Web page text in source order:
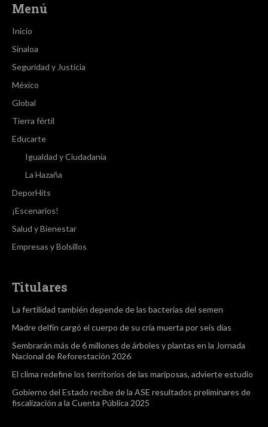
Menú
Inicio
Sinaloa
Seguridad y Justicia
México
Global
Tierra fértil
Educarte
Igualdad y Ciudadanía
La Hazaña
DeporHits
¡Escenarios!
Salud y Bienestar
Empresas y Bolsillos
Titulares
La fertilidad también depende de las bacterias del semen
Madre delfín cargó el cuerpo de su cría muerta por seis días
Sembrarán más de 6 millones de árboles y plantas en la Jornada
Nacional de Reforestación 2026
El clima redefine los territorios de las mariposas, advierte estudio
Gobierno del Estado recibe de la ASE resultados preliminares de
fiscalización a la Cuenta Pública 2025